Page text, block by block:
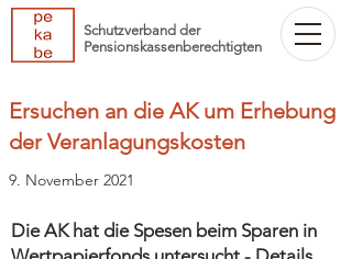
Schutzverband der
Pensionskassenberechtigten
Ersuchen an die AK um Erhebung
der Veranlagungskosten
9. November 2021
Die AK hat die Spesen beim Sparen in